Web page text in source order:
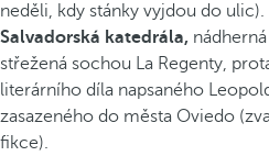
neděli, kdy stánky vyjdou do
Salvadorská katedrála,
střežená sochou La Regenty,
literárního díla napsaného
zasazeného do města Oviedo
fikce).